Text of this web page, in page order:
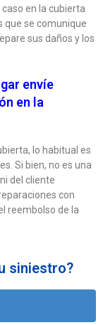
en la cubierta
que se comunique
sus daños y los
envíe
en la
lo habitual es
Si bien, no es una
del cliente
con
reembolso de la
siniestro?